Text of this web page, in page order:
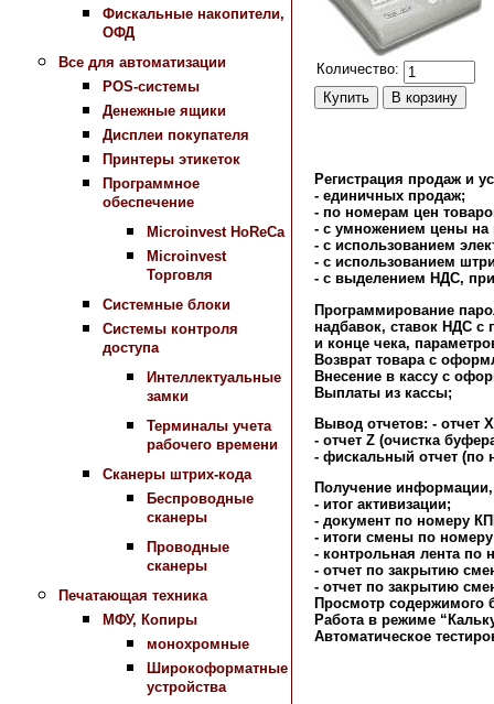
Фискальные накопители,
ОФД
Все для автоматизации
POS-системы
Денежные ящики
Дисплеи покупателя
Принтеры этикеток
Программное
обеспечение
Microinvest HoReCa
Microinvest
Торговля
Системные блоки
Системы контроля
доступа
Интеллектуальные
замки
Терминалы учета
рабочего времени
Сканеры штрих-кода
Беспроводные
сканеры
Проводные
сканеры
Печатающая техника
МФУ, Копиры
монохромные
Широкоформатные
устройства
Количество:
Регистрация продаж и
- единичных продаж;
- по номерам цен
- с умножением цены на
- с использованием
- с использованием
- с выделением НДС,
Программирование
надбавок, ставок НДС с
и конце чека,
Возврат товара с
Внесение в кассу с
Выплаты из кассы;
Вывод отчетов: - отчет
- отчет Z (очистка
- фискальный отчет
Получение
- итог активизации;
- документ по номеру
- итоги смены по
- контрольная лента по
- отчет по закрытию
- отчет по закрытию
Просмотр содержимого
Работа в режиме
Автоматическое